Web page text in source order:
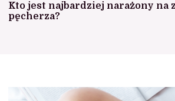
Kto jest najbardziej narażony na
pęcherza?